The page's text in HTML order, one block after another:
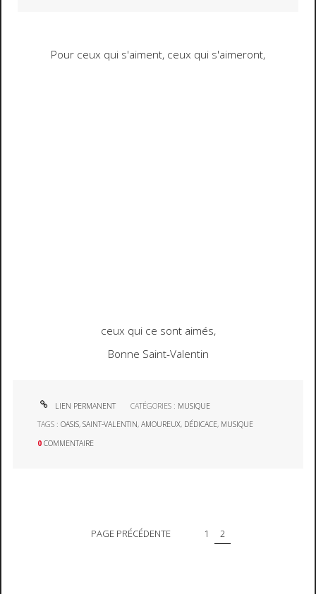
Pour ceux qui s'aiment, ceux qui s'aimeront,
ceux qui ce sont aimés,
Bonne Saint-Valentin
LIEN PERMANENT CATÉGORIES : MUSIQUE
TAGS :OASIS,SAINT-VALENTIN,AMOUREUX, DÉDICACE, MUSIQUE
0 COMMENTAIRE
PAGE PRÉCÉDENTE 1 2